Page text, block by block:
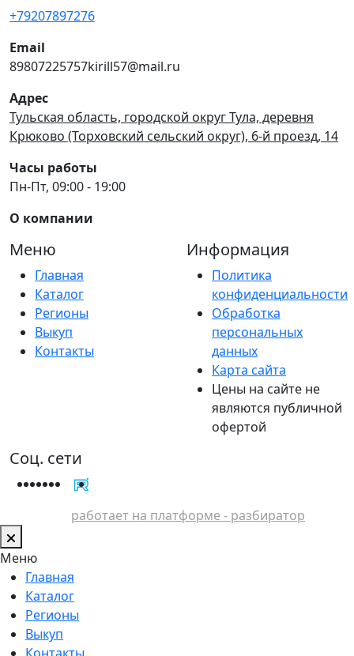
+79207897276
Email
89807225757kirill57@mail.ru
Адрес
Тульская область, городской округ Тула, деревня
Крюково (Торховский сельский округ), 6-й проезд, 14
Часы работы
Пн-Пт, 09:00 - 19:00
О компании
Меню
Главная
Каталог
Регионы
Выкуп
Контакты
Информация
Политика
конфиденциальности
Обработка
персональных
данных
Карта сайта
Цены на сайте не
являются публичной
офертой
Соц. сети
работает на платформе - разбиратор
Меню
Главная
Каталог
Регионы
Выкуп